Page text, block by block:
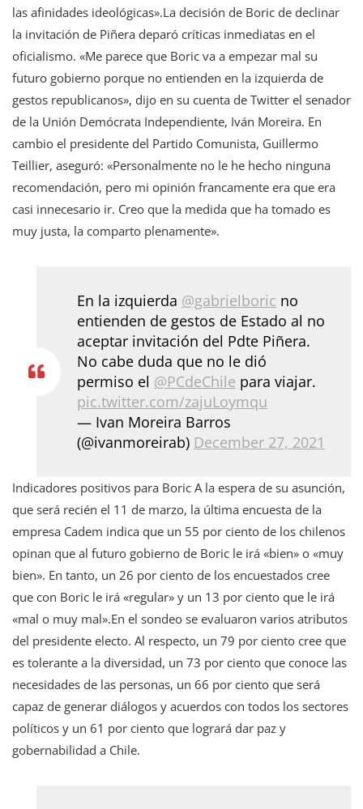
las afinidades ideológicas».La decisión de Boric de declinar
la invitación de Piñera deparó críticas inmediatas en el
oficialismo. «Me parece que Boric va a empezar mal su
futuro gobierno porque no entienden en la izquierda de
gestos republicanos», dijo en su cuenta de Twitter el senador
de la Unión Demócrata Independiente, Iván Moreira. En
cambio el presidente del Partido Comunista, Guillermo
Teillier, aseguró: «Personalmente no le he hecho ninguna
recomendación, pero mi opinión francamente era que era
casi innecesario ir. Creo que la medida que ha tomado es
muy justa, la comparto plenamente».
En la izquierda @gabrielboric no
entienden de gestos de Estado al no
aceptar invitación del Pdte Piñera.
No cabe duda que no le dió
permiso el @PCdeChile para viajar.
pic.twitter.com/zajuLoymqu
— Ivan Moreira Barros
(@ivanmoreirab) December 27, 2021
Indicadores positivos para Boric A la espera de su asunción,
que será recién el 11 de marzo, la última encuesta de la
empresa Cadem indica que un 55 por ciento de los chilenos
opinan que al futuro gobierno de Boric le irá «bien» o «muy
bien». En tanto, un 26 por ciento de los encuestados cree
que con Boric le irá «regular» y un 13 por ciento que le irá
«mal o muy mal».En el sondeo se evaluaron varios atributos
del presidente electo. Al respecto, un 79 por ciento cree que
es tolerante a la diversidad, un 73 por ciento que conoce las
necesidades de las personas, un 66 por ciento que será
capaz de generar diálogos y acuerdos con todos los sectores
políticos y un 61 por ciento que logrará dar paz y
gobernabilidad a Chile.